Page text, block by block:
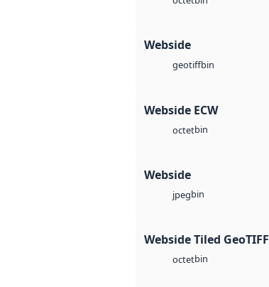
Webside
geotiffbin
Webside ECW
octetbin
Webside
jpegbin
Webside Tiled GeoTIFF
octetbin